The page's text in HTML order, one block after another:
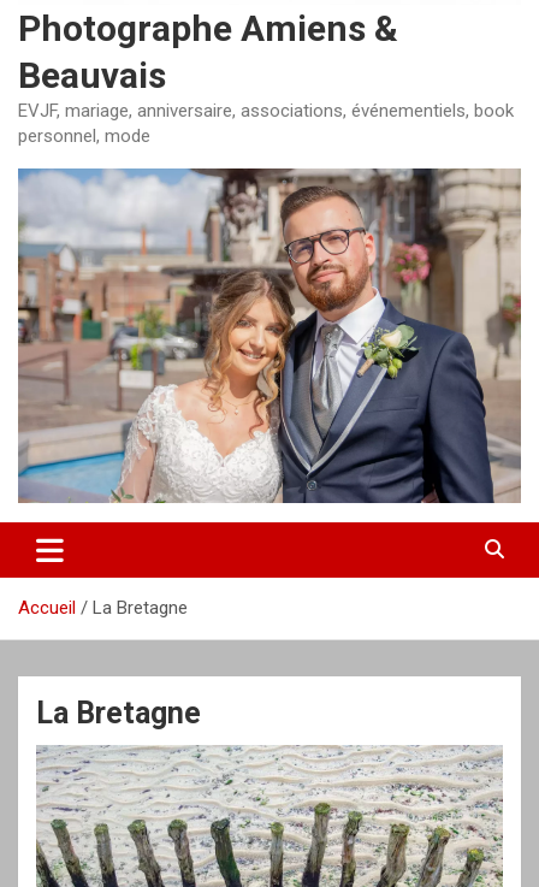
Photographe Amiens &
Beauvais
EVJF, mariage, anniversaire, associations, événementiels, book
personnel, mode
Accueil La Bretagne
La Bretagne